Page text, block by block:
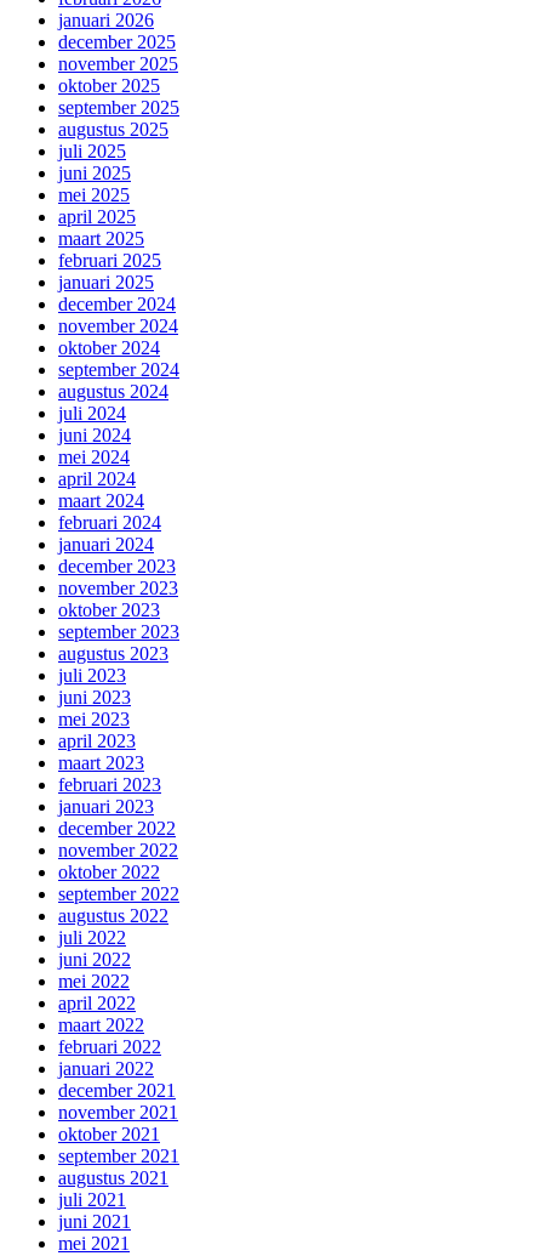
januari 2026
december 2025
november 2025
oktober 2025
september 2025
augustus 2025
juli 2025
juni 2025
mei 2025
april 2025
maart 2025
februari 2025
januari 2025
december 2024
november 2024
oktober 2024
september 2024
augustus 2024
juli 2024
juni 2024
mei 2024
april 2024
maart 2024
februari 2024
januari 2024
december 2023
november 2023
oktober 2023
september 2023
augustus 2023
juli 2023
juni 2023
mei 2023
april 2023
maart 2023
februari 2023
januari 2023
december 2022
november 2022
oktober 2022
september 2022
augustus 2022
juli 2022
juni 2022
mei 2022
april 2022
maart 2022
februari 2022
januari 2022
december 2021
november 2021
oktober 2021
september 2021
augustus 2021
juli 2021
juni 2021
mei 2021